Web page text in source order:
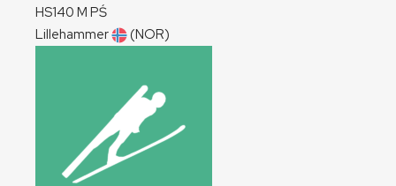
HS140 M PŚ
Lillehammer
(NOR)